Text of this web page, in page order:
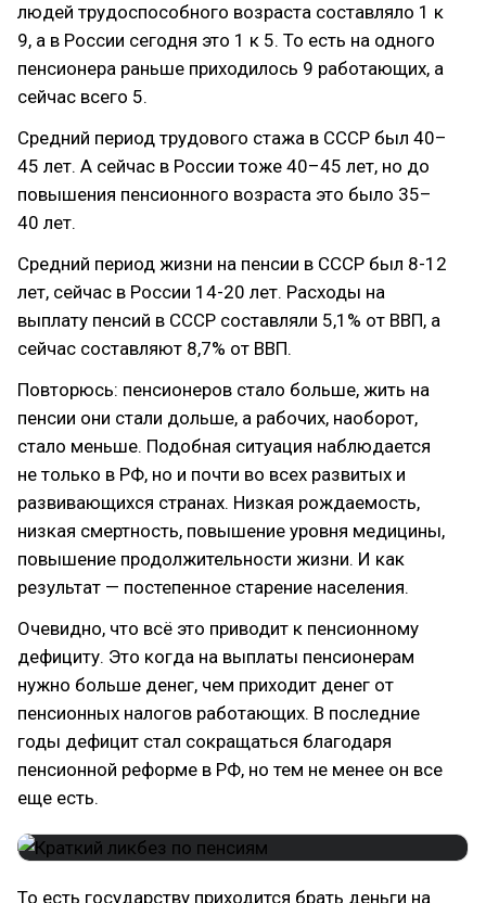
людей трудоспособного возраста составляло 1 к
9, а в России сегодня это 1 к 5. То есть на одного
пенсионера раньше приходилось 9 работающих, а
сейчас всего 5.
Средний период трудового стажа в СССР был 40–
45 лет. А сейчас в России тоже 40–45 лет, но до
повышения пенсионного возраста это было 35–
40 лет.
Средний период жизни на пенсии в СССР был 8-12
лет, сейчас в России 14-20 лет. Расходы на
выплату пенсий в СССР составляли 5,1% от ВВП, а
сейчас составляют 8,7% от ВВП.
Повторюсь: пенсионеров стало больше, жить на
пенсии они стали дольше, а рабочих, наоборот,
стало меньше. Подобная ситуация наблюдается
не только в РФ, но и почти во всех развитых и
развивающихся странах. Низкая рождаемость,
низкая смертность, повышение уровня медицины,
повышение продолжительности жизни. И как
результат — постепенное старение населения.
Очевидно, что всё это приводит к пенсионному
дефициту. Это когда на выплаты пенсионерам
нужно больше денег, чем приходит денег от
пенсионных налогов работающих. В последние
годы дефицит стал сокращаться благодаря
пенсионной реформе в РФ, но тем не менее он все
еще есть.
То есть государству приходится брать деньги на